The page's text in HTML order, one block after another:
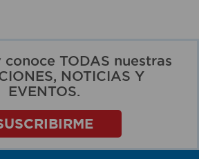
TODAS nuestras
NOTICIAS Y
EVENTOS.